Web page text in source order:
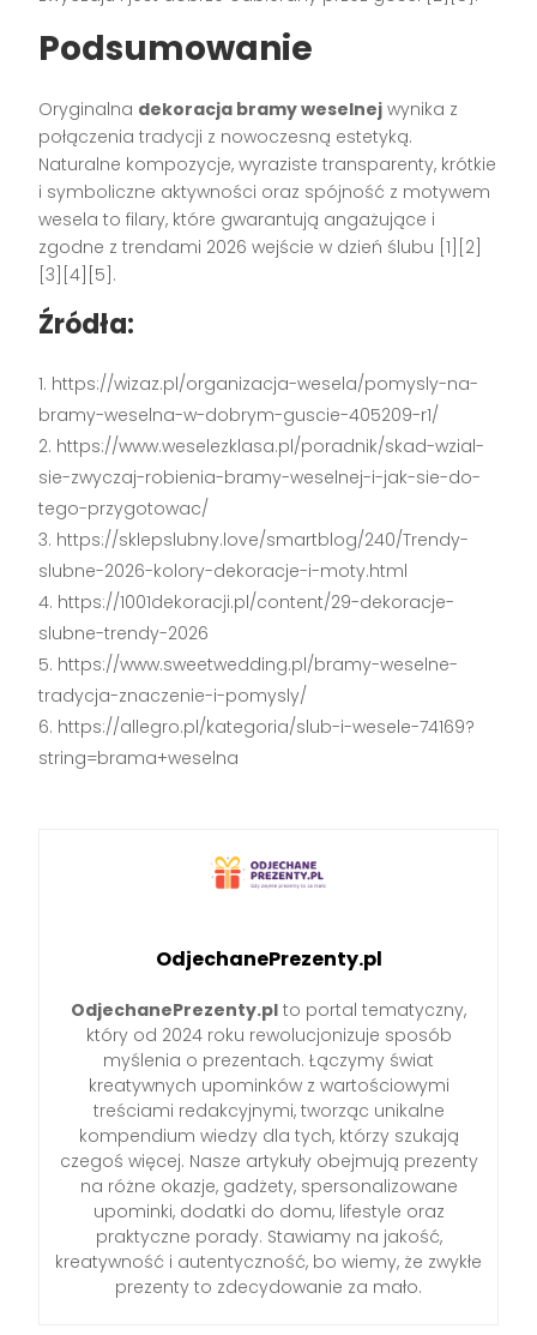
Podsumowanie
Oryginalna dekoracja bramy weselnej wynika z
połączenia tradycji z nowoczesną estetyką.
Naturalne kompozycje, wyraziste transparenty, krótkie
i symboliczne aktywności oraz spójność z motywem
wesela to filary, które gwarantują angażujące i
zgodne z trendami 2026 wejście w dzień ślubu [1][2]
[3][4][5].
Źródła:
https://wizaz.pl/organizacja-wesela/pomysly-na-
bramy-weselna-w-dobrym-guscie-405209-r1/
https://www.weselezklasa.pl/poradnik/skad-wzial-
sie-zwyczaj-robienia-bramy-weselnej-i-jak-sie-do-
tego-przygotowac/
https://sklepslubny.love/smartblog/240/Trendy-
slubne-2026-kolory-dekoracje-i-moty.html
https://1001dekoracji.pl/content/29-dekoracje-
slubne-trendy-2026
https://www.sweetwedding.pl/bramy-weselne-
tradycja-znaczenie-i-pomysly/
https://allegro.pl/kategoria/slub-i-wesele-74169?
string=brama+weselna
OdjechanePrezenty.pl
OdjechanePrezenty.pl to portal tematyczny,
który od 2024 roku rewolucjonizuje sposób
myślenia o prezentach. Łączymy świat
kreatywnych upominków z wartościowymi
treściami redakcyjnymi, tworząc unikalne
kompendium wiedzy dla tych, którzy szukają
czegoś więcej. Nasze artykuły obejmują prezenty
na różne okazje, gadżety, spersonalizowane
upominki, dodatki do domu, lifestyle oraz
praktyczne porady. Stawiamy na jakość,
kreatywność i autentyczność, bo wiemy, że zwykłe
prezenty to zdecydowanie za mało.